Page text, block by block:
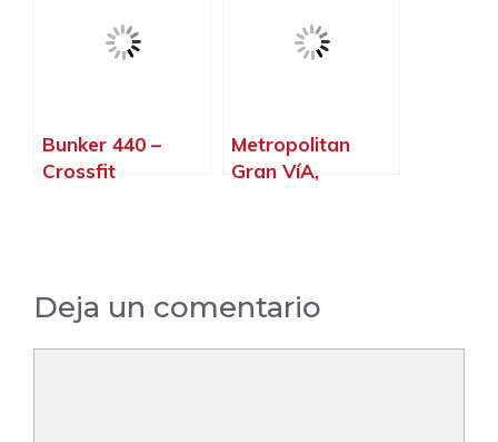
Bunker 440 –
Crossfit
Metropolitan
Gran VíA,
Deja un comentario